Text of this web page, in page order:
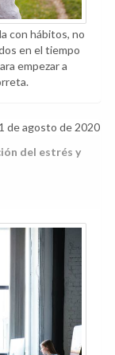
con hábitos, no
en el tiempo
empezar a
de agosto de 2020
del estrés y